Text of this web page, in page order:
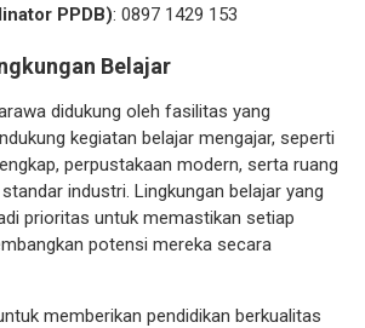
PPDB): 0897 1429 153
Belajar
didukung oleh fasilitas yang
kegiatan belajar mengajar, seperti
perpustakaan modern, serta ruang
industri. Lingkungan belajar yang
prioritas untuk memastikan setiap
potensi mereka secara
memberikan pendidikan berkualitas